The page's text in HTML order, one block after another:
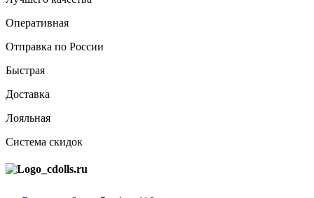
Оперативная
Отправка по России
Быстрая
Доставка
Лояльная
Система скидок